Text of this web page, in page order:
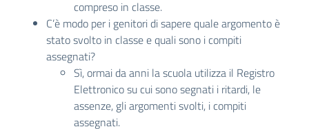
compreso in classe.
C’è modo per i genitori di sapere quale argomento è
stato svolto in classe e quali sono i compiti
assegnati?
Sì, ormai da anni la scuola utilizza il Registro
Elettronico su cui sono segnati i ritardi, le
assenze, gli argomenti svolti, i compiti
assegnati.